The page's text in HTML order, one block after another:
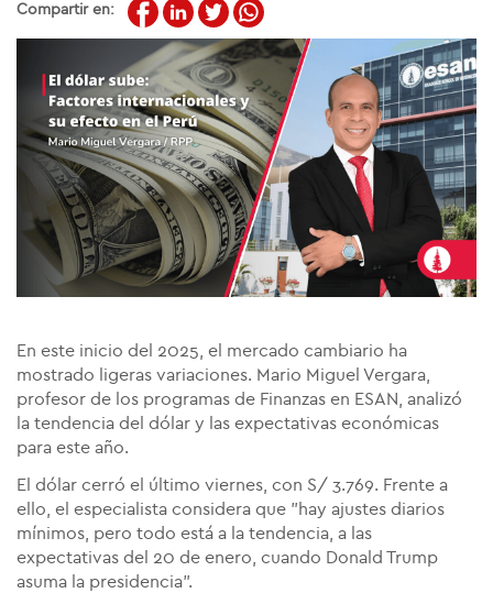
Compartir en:
En este inicio del 2025, el mercado cambiario ha
mostrado ligeras variaciones. Mario Miguel Vergara,
profesor de los programas de Finanzas en ESAN, analizó
la tendencia del dólar y las expectativas económicas
para este año.
El dólar cerró el último viernes, con S/ 3.769. Frente a
ello, el especialista considera que "hay ajustes diarios
mínimos, pero todo está a la tendencia, a las
expectativas del 20 de enero, cuando Donald Trump
asuma la presidencia".